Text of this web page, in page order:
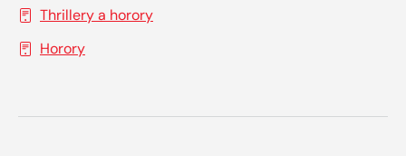
Thrillery a horory
Horory